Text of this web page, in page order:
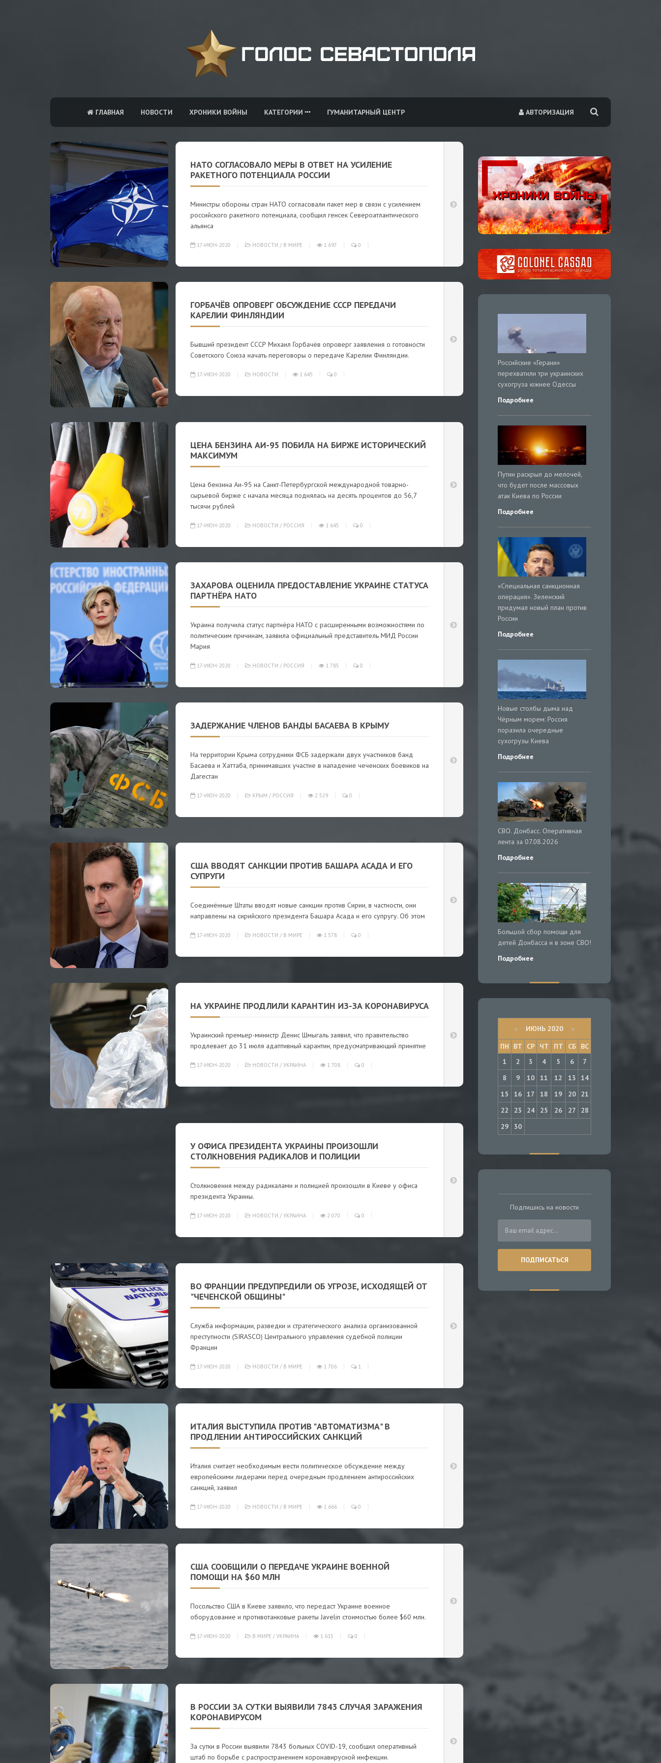
АВТОРИЗАЦИЯ
ГЛАВНАЯ НОВОСТИ ХРОНИКИ ВОЙНЫ КАТЕГОРИИ ГУМАНИТАРНЫЙ ЦЕНТР
НАТО СОГЛАСОВАЛО МЕРЫ В ОТВЕТ НА УСИЛЕНИЕ
РАКЕТНОГО ПОТЕНЦИАЛА РОССИИ
Министры обороны стран НАТО согласовали пакет мер в связи с усилением
российского ракетного потенциала, сообщил генсек Североатлантического
альянса
17-ИЮН-2020 НОВОСТИ / В МИРЕ 1 697 0
ГОРБАЧЁВ ОПРОВЕРГ ОБСУЖДЕНИЕ СССР ПЕРЕДАЧИ
КАРЕЛИИ ФИНЛЯНДИИ
Бывший президент СССР Михаил Горбачёв опроверг заявления о готовности
Советского Союза начать переговоры о передаче Карелии Финляндии.
17-ИЮН-2020 НОВОСТИ 1 645 0
ЦЕНА БЕНЗИНА АИ-95 ПОБИЛА НА БИРЖЕ ИСТОРИЧЕСКИЙ
МАКСИМУМ
Цена бензина Аи-95 на Санкт-Петербургской международной товарно-
сырьевой бирже с начала месяца поднялась на десять процентов до 56,7
тысячи рублей
17-ИЮН-2020 НОВОСТИ / РОССИЯ 1 645 0
ЗАХАРОВА ОЦЕНИЛА ПРЕДОСТАВЛЕНИЕ УКРАИНЕ СТАТУСА
ПАРТНЁРА НАТО
Украина получила статус партнёра НАТО с расширенными возможностями по
политическим причинам, заявила официальный представитель МИД России
Мария
17-ИЮН-2020 НОВОСТИ / РОССИЯ 1 785 0
ЗАДЕРЖАНИЕ ЧЛЕНОВ БАНДЫ БАСАЕВА В КРЫМУ
На территории Крыма сотрудники ФСБ задержали двух участников банд
Басаева и Хаттаба, принимавших участие в нападение чеченских боевиков на
Дагестан
17-ИЮН-2020 КРЫМ / РОССИЯ 2 529 0
США ВВОДЯТ САНКЦИИ ПРОТИВ БАШАРА АСАДА И ЕГО
СУПРУГИ
Соединённые Штаты вводят новые санкции против Сирии, в частности, они
направлены на сирийского президента Башара Асада и его супругу. Об этом
17-ИЮН-2020 НОВОСТИ / В МИРЕ 1 578 0
НА УКРАИНЕ ПРОДЛИЛИ КАРАНТИН ИЗ-ЗА КОРОНАВИРУСА
Украинский премьер-министр Денис Шмыгаль заявил, что правительство
продлевает до 31 июля адаптивный карантин, предусматривающий принятие
17-ИЮН-2020 НОВОСТИ / УКРАИНА 1 708 0
У ОФИСА ПРЕЗИДЕНТА УКРАИНЫ ПРОИЗОШЛИ
СТОЛКНОВЕНИЯ РАДИКАЛОВ И ПОЛИЦИИ
Столкновения между радикалами и полицией произошли в Киеве у офиса
президента Украины.
17-ИЮН-2020 НОВОСТИ / УКРАИНА 2 070 0
ВО ФРАНЦИИ ПРЕДУПРЕДИЛИ ОБ УГРОЗЕ, ИСХОДЯЩЕЙ ОТ
"ЧЕЧЕНСКОЙ ОБЩИНЫ"
Служба информации, разведки и стратегического анализа организованной
преступности (SIRASCO) Центрального управления судебной полиции
Франции
17-ИЮН-2020 НОВОСТИ / В МИРЕ 1 706 1
ИТАЛИЯ ВЫСТУПИЛА ПРОТИВ "АВТОМАТИЗМА" В
ПРОДЛЕНИИ АНТИРОССИЙСКИХ САНКЦИЙ
Италия считает необходимым вести политическое обсуждение между
европейскими лидерами перед очередным продлением антироссийских
санкций, заявил
17-ИЮН-2020 НОВОСТИ / В МИРЕ 1 666 0
США СООБЩИЛИ О ПЕРЕДАЧЕ УКРАИНЕ ВОЕННОЙ
ПОМОЩИ НА $60 МЛН
Посольство США в Киеве заявило, что передаст Украине военное
оборудование и противотанковые ракеты Javelin стоимостью более $60 млн.
17-ИЮН-2020 В МИРЕ / УКРАИНА 1 615 0
В РОССИИ ЗА СУТКИ ВЫЯВИЛИ 7843 СЛУЧАЯ ЗАРАЖЕНИЯ
КОРОНАВИРУСОМ
За сутки в России выявили 7843 больных COVID-19, сообщил оперативный
штаб по борьбе с распространением коронавирусной инфекции.
Российские «Герани»
перехватили три украинских
сухогруза южнее Одессы
Подробнее
Путин раскрыл до мелочей,
что будет после массовых
атак Киева по России
Подробнее
«Специальная санкционная
операция». Зеленский
придумал новый план против
России
Подробнее
Новые столбы дыма над
Чёрным морем: Россия
поразила очередные
сухогрузы Киева
Подробнее
СВО. Донбасс. Оперативная
лента за 07.08.2026
Подробнее
Большой сбор помощи для
детей Донбасса и в зоне СВО!
Подробнее
« ИЮНЬ 2020 »
ПН
ВТ СР ЧТ ПТ СБ
ВС
1
2 3 4 5 6
7
8
9 10 11 12 13
14
15
16 17 18 19 20
21
22
23 24 25 26 27
28
29
30
Подпишись на новости